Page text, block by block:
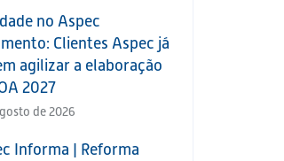
no Aspec
Clientes Aspec já
agilizar a elaboração
2027
de 2026
Informa | Reforma